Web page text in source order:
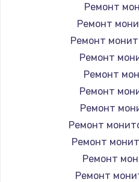
800
Замена
890
Замена
1100
Ремонт
Ремонт
Ремонт
Ремонт
Ремонт
Ремонт
Ремонт
Ремонт
Ремонт
Ремонт
Ремонт